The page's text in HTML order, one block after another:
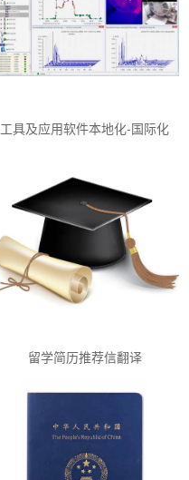
工具及应用软件本地化-国际化
留学简历推荐信翻译